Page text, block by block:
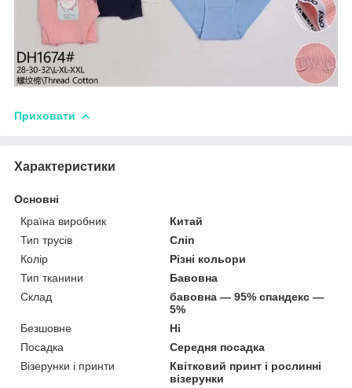
Приховати
Характеристики
Основні
Країна виробник
Китай
Тип трусів
Сліп
Колір
Різні кольори
Тип тканини
Бавовна
Склад
бавовна — 95% спандекс —
5%
Безшовне
Ні
Посадка
Середня посадка
Візерунки і принти
Квітковий принт і рослинні
візерунки